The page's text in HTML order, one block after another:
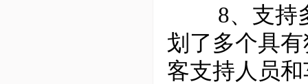
8、支持多
划了多个具
客支持人员